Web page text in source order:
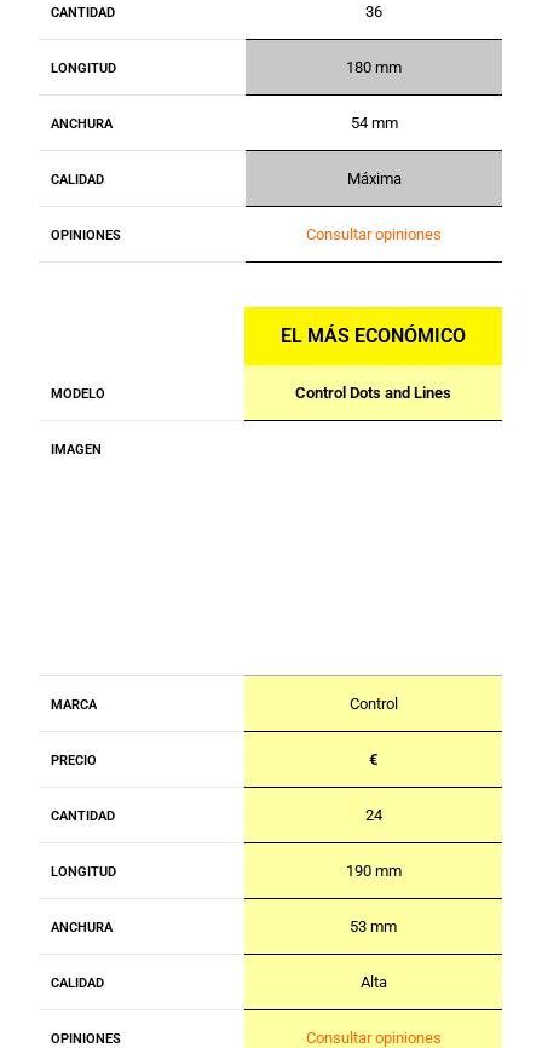
CANTIDAD 36
LONGITUD 180 mm
ANCHURA 54 mm
CALIDAD Máxima
OPINIONES Consultar opiniones
EL MÁS ECONÓMICO
MODELO Control Dots and Lines
IMAGEN
MARCA Control
PRECIO €
CANTIDAD 24
LONGITUD 190 mm
ANCHURA 53 mm
CALIDAD Alta
OPINIONES Consultar opiniones